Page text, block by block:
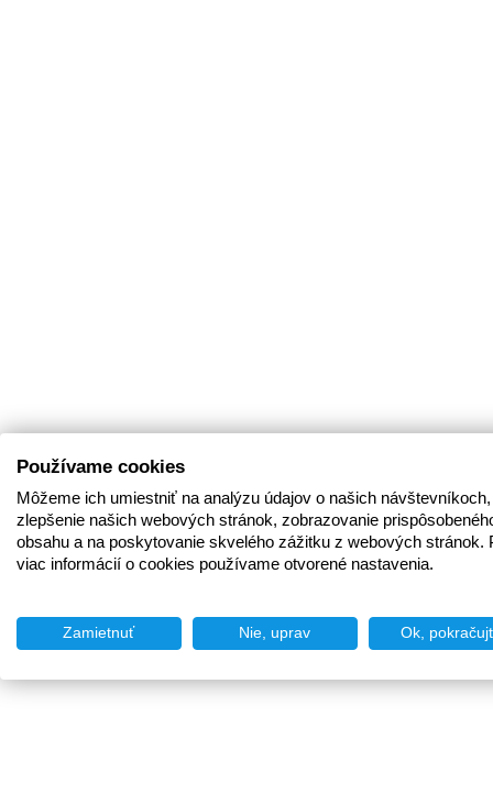
Používame cookies
Môžeme ich umiestniť na analýzu údajov o našich
zlepšenie našich webových stránok, zobrazovanie
obsahu a na poskytovanie skvelého zážitku z webových stránok.
viac informácií o cookies používame otvorené nastavenia.
Zamietnuť Nie, uprav Ok,